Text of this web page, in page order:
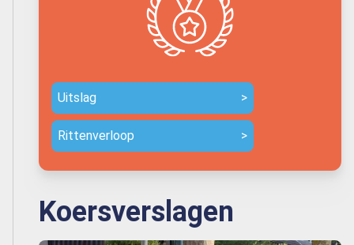
Uitslag >
Rittenverloop >
Koersverslagen